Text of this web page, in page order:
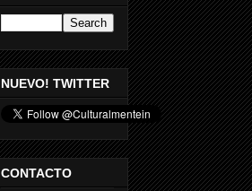
NUEVO! TWITTER
CONTACTO